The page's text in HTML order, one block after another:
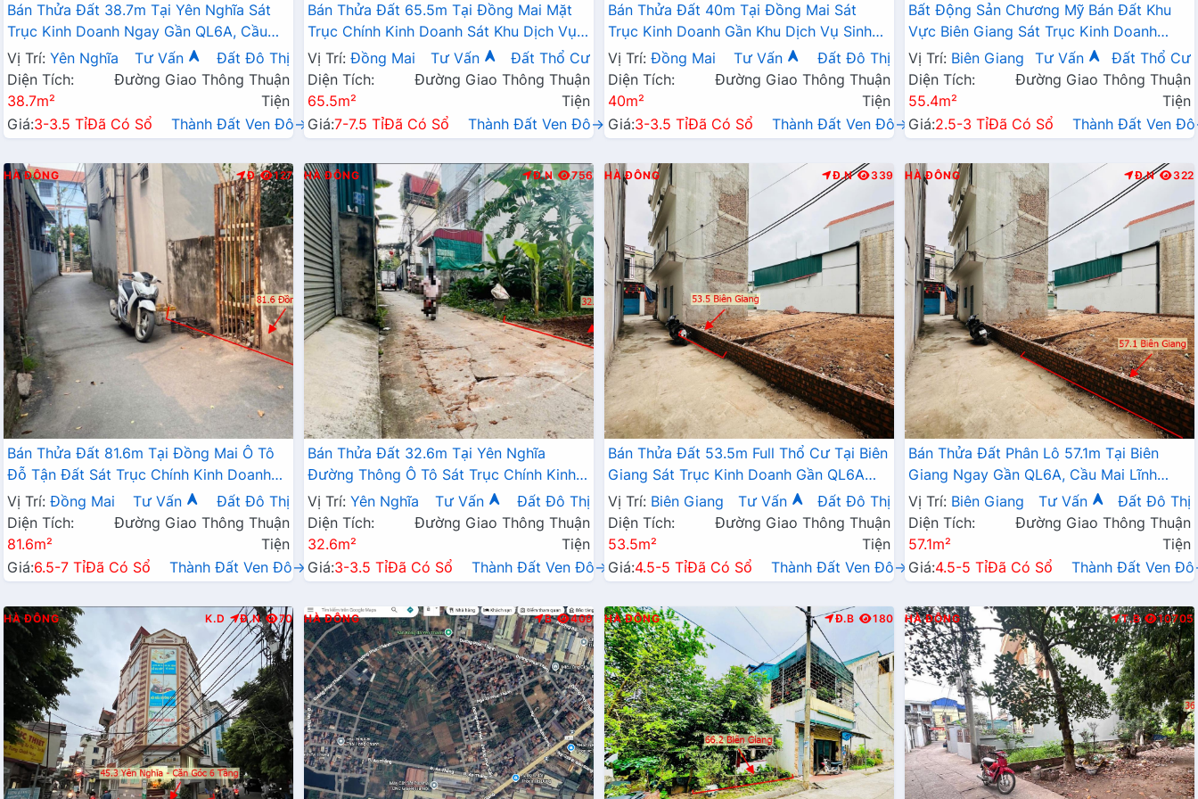
Bán Thửa Đất 38.7m Tại Yên Nghĩa Sát
Trục Kinh Doanh Ngay Gần QL6A, Cầu
Mai Lĩnh Đang Mở Rộng
Vị Trí: Yên Nghĩa Tư Vấn
Đất Đô Thị
Diện Tích:
38.7m²
Đường Giao Thông Thuận
Tiện
Giá:3-3.5 TỉĐã Có Sổ Thành Đất Ven Đô→
Bán Thửa Đất 65.5m Tại Đồng Mai Mặt
Trục Chính Kinh Doanh Sát Khu Dịch Vụ
Sinh Thái Đồng Mai
Vị Trí: Đồng Mai Tư Vấn
Đất Thổ Cư
Diện Tích:
65.5m²
Đường Giao Thông Thuận
Tiện
Giá:7-7.5 TỉĐã Có Sổ Thành Đất Ven Đô→
Bán Thửa Đất 40m Tại Đồng Mai Sát
Trục Kinh Doanh Gần Khu Dịch Vụ Sinh
Thái Đồng Mai
Vị Trí: Đồng Mai Tư Vấn
Đất Đô Thị
Diện Tích:
40m²
Đường Giao Thông Thuận
Tiện
Giá:3-3.5 TỉĐã Có Sổ Thành Đất Ven Đô→
Bất Động Sản Chương Mỹ Bán Đất Khu
Vực Biên Giang Sát Trục Kinh Doanh
Ngay Gần QL6A, Cầu Mai Lĩnh Đang Mở
Rộng
Vị Trí: Biên Giang Tư Vấn
Đất Thổ Cư
Diện Tích:
55.4m²
Đường Giao Thông Thuận
Tiện
Giá:2.5-3 TỉĐã Có Sổ Thành Đất Ven
HÀ ĐÔNG Đ 127
Bán Thửa Đất 81.6m Tại Đồng Mai Ô Tô
Đỗ Tận Đất Sát Trục Chính Kinh Doanh
Ngay Gần Khu Dịch Vụ Sinh Thái
Vị Trí: Đồng Mai Tư Vấn
Đất Đô Thị
Diện Tích:
81.6m²
Đường Giao Thông Thuận
Tiện
Giá:6.5-7 TỉĐã Có Sổ Thành Đất Ven Đô→
HÀ ĐÔNG Đ.N 756
Bán Thửa Đất 32.6m Tại Yên Nghĩa
Đường Thông Ô Tô Sát Trục Chính Kinh
Doanh Gần QL6A , Cầu Mai Lĩnh Mở Rộng
Vị Trí: Yên Nghĩa Tư Vấn
Đất Đô Thị
Diện Tích:
32.6m²
Đường Giao Thông Thuận
Tiện
Giá:3-3.5 TỉĐã Có Sổ Thành Đất Ven Đô→
HÀ ĐÔNG Đ.N 339
Bán Thửa Đất 53.5m Full Thổ Cư Tại Biên
Giang Sát Trục Kinh Doanh Gần QL6A
Đang Triển Khai Mở Rộng
Vị Trí: Biên Giang Tư Vấn
Đất Đô Thị
Diện Tích:
53.5m²
Đường Giao Thông Thuận
Tiện
Giá:4.5-5 TỉĐã Có Sổ Thành Đất Ven Đô→
HÀ ĐÔNG Đ.N 322
Bán Thửa Đất Phân Lô 57.1m Tại Biên
Giang Ngay Gần QL6A, Cầu Mai Lĩnh
Đang Mở Rộng Giá Chỉ Vài Tỷ
Vị Trí: Biên Giang Tư Vấn
Đất Đô Thị
Diện Tích:
57.1m²
Đường Giao Thông Thuận
Tiện
Giá:4.5-5 TỉĐã Có Sổ Thành Đất Ven
HÀ ĐÔNG K.D Đ.N 70 HÀ ĐÔNG B 409 HÀ ĐÔNG Đ.B 180 HÀ ĐÔNG T.B 10705